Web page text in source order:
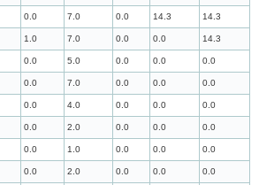
0.0 7.0 0.0 14.3 14.3
1.0 7.0 0.0 0.0 14.3
0.0 5.0 0.0 0.0 0.0
0.0 7.0 0.0 0.0 0.0
0.0 4.0 0.0 0.0 0.0
0.0 2.0 0.0 0.0 0.0
0.0 1.0 0.0 0.0 0.0
0.0 2.0 0.0 0.0 0.0